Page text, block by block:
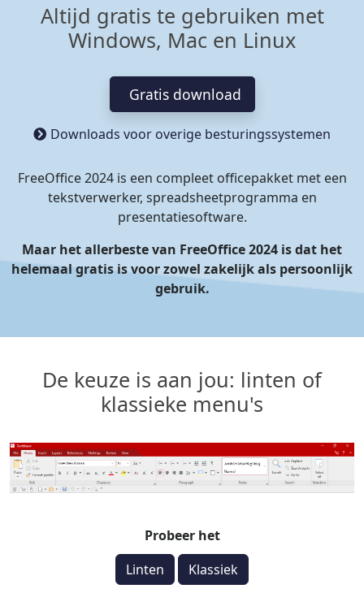
Altijd gratis te gebruiken met
Windows, Mac en Linux
Gratis download
Downloads voor overige besturingssystemen
FreeOffice 2024 is een compleet officepakket met een
tekstverwerker, spreadsheetprogramma en
presentatiesoftware.
Maar het allerbeste van FreeOffice 2024 is dat het
helemaal gratis is voor zowel zakelijk als persoonlijk
gebruik.
De keuze is aan jou: linten of
klassieke menu's
Probeer het
Linten
Klassiek